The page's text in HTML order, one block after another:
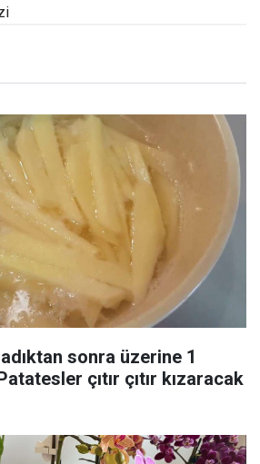
sonra üzerine 1
çıtır çıtır kızaracak